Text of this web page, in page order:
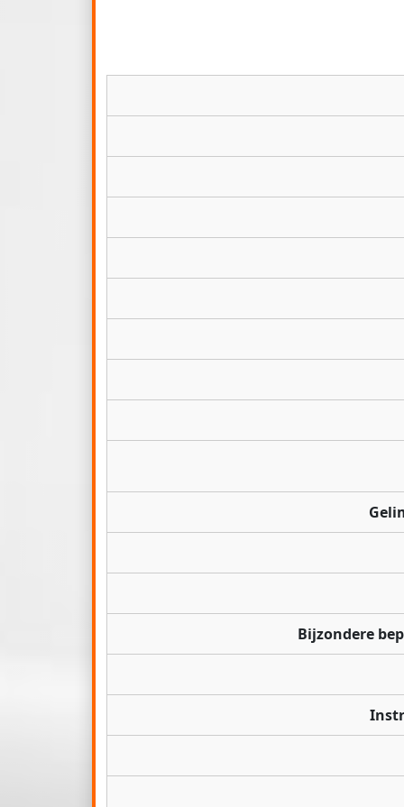
Bijzondere